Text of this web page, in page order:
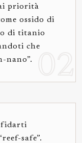
priorità
ossido di
di titanio
che
nano”.
fidarti
safe”.